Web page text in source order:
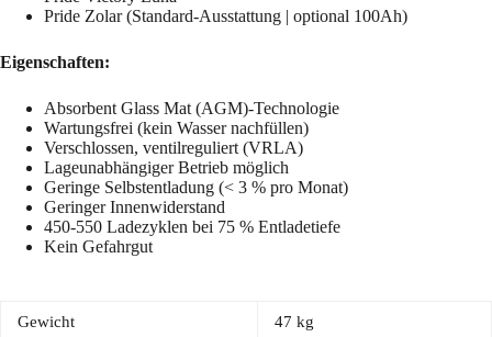
Pride Zolar (Standard-Ausstattung | optional 100Ah)
Eigenschaften:
Absorbent Glass Mat (AGM)-Technologie
Wartungsfrei (kein Wasser nachfüllen)
Verschlossen, ventilreguliert (VRLA)
Lageunabhängiger Betrieb möglich
Geringe Selbstentladung (< 3 % pro Monat)
Geringer Innenwiderstand
450-550 Ladezyklen bei 75 % Entladetiefe
Kein Gefahrgut
Gewicht 47 kg